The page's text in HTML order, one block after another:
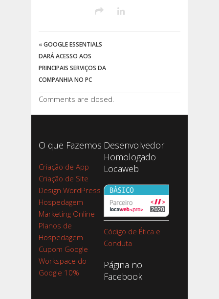
«GOOGLE ESSENTIALS
DARÁ ACESSO AOS
PRINCIPAIS SERVIÇOS DA
COMPANHIA NO PC
Comments are closed.
O que Fazemos
Criação de App
Criação de Site
Design WordPress
Hospedagem
Marketing Online
Planos de
Hospedagem
Cupom Google
Workspace do
Google 10%
Desenvolvedor
Homologado
Locaweb
Código de Ética e
Conduta
Página no
Facebook